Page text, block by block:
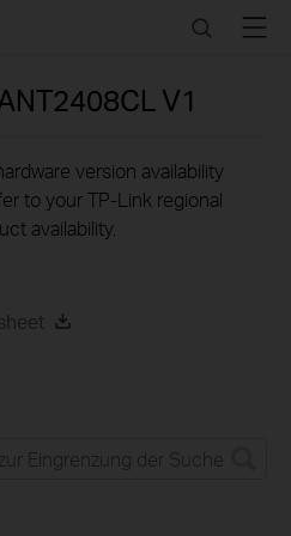
SearchMenu
V1
version availability
to your TP-Link regional
availability.